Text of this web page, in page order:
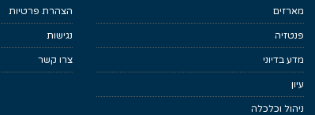
מארזים
פנטזיה
מדע בדיוני
עיון
ניהול וכלכלה
הצהרת פרטיות
נגישות
צרו קשר